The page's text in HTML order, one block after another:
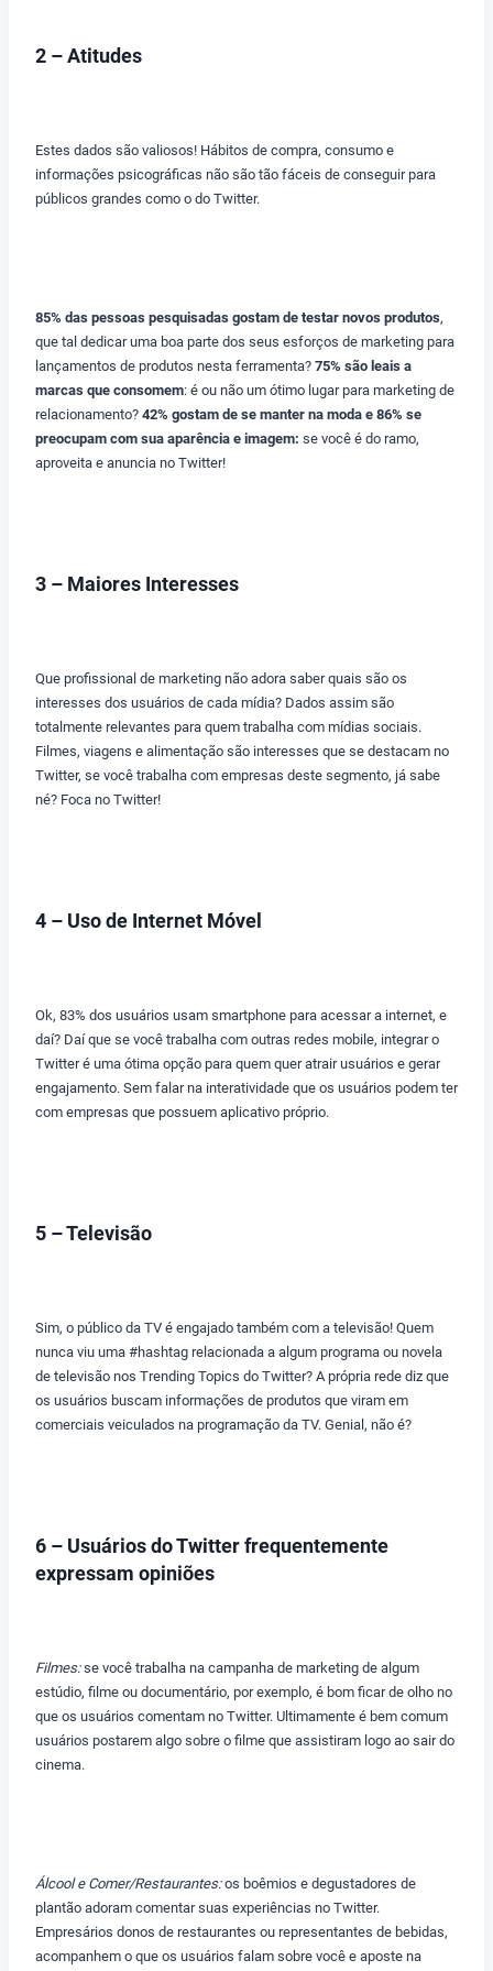
2 – Atitudes
Estes dados são valiosos! Hábitos de compra, consumo e
informações psicográficas não são tão fáceis de conseguir para
públicos grandes como o do Twitter.
85% das pessoas pesquisadas gostam de testar novos produtos,
que tal dedicar uma boa parte dos seus esforços de marketing para
lançamentos de produtos nesta ferramenta? 75% são leais a
marcas que consomem: é ou não um ótimo lugar para marketing de
relacionamento? 42% gostam de se manter na moda e 86% se
preocupam com sua aparência e imagem: se você é do ramo,
aproveita e anuncia no Twitter!
3 – Maiores Interesses
Que profissional de marketing não adora saber quais são os
interesses dos usuários de cada mídia? Dados assim são
totalmente relevantes para quem trabalha com mídias sociais.
Filmes, viagens e alimentação são interesses que se destacam no
Twitter, se você trabalha com empresas deste segmento, já sabe
né? Foca no Twitter!
4 – Uso de Internet Móvel
Ok, 83% dos usuários usam smartphone para acessar a internet, e
daí? Daí que se você trabalha com outras redes mobile, integrar o
Twitter é uma ótima opção para quem quer atrair usuários e gerar
engajamento. Sem falar na interatividade que os usuários podem ter
com empresas que possuem aplicativo próprio.
5 – Televisão
Sim, o público da TV é engajado também com a televisão! Quem
nunca viu uma #hashtag relacionada a algum programa ou novela
de televisão nos Trending Topics do Twitter? A própria rede diz que
os usuários buscam informações de produtos que viram em
comerciais veiculados na programação da TV. Genial, não é?
6 – Usuários do Twitter frequentemente
expressam opiniões
Filmes:se você trabalha na campanha de marketing de algum
estúdio, filme ou documentário, por exemplo, é bom ficar de olho no
que os usuários comentam no Twitter. Ultimamente é bem comum
usuários postarem algo sobre o filme que assistiram logo ao sair do
cinema.
Álcool e Comer/Restaurantes:os boêmios e degustadores de
plantão adoram comentar suas experiências no Twitter.
Empresários donos de restaurantes ou representantes de bebidas,
acompanhem o que os usuários falam sobre você e aposte na